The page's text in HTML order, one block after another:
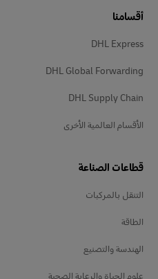
أقسامنا
DHL Express
DHL Global Forwarding
DHL Supply Chain
الأقسام العالمية الأخرى
قطاعات الصناعة
التنقل بالمركبات
الطاقة
الهندسة والتصنيع
علوم الحياة والرعاية الصحية